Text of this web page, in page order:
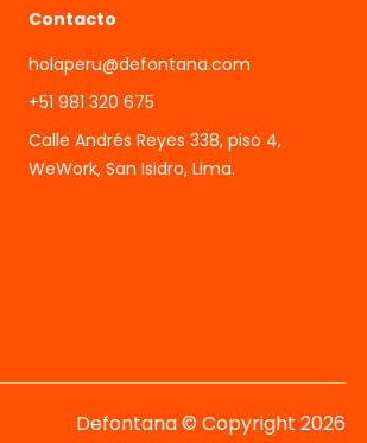
Contacto
holaperu@defontana.com
+51 981 320 675
Calle Andrés Reyes 338, piso 4,
WeWork, San Isidro, Lima.
Defontana © Copyright 2026